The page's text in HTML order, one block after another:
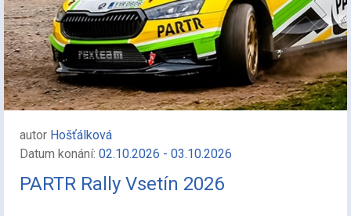
autor Hošťálková
Datum konání: 02.10.2026 - 03.10.2026
PARTR Rally Vsetín 2026